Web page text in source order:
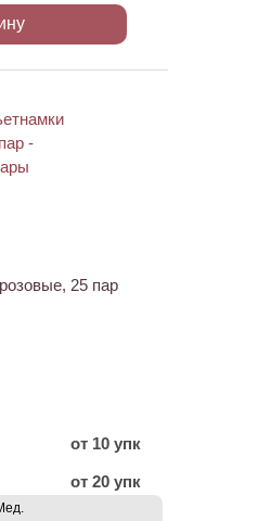
25 пар
от 10 упк
от 20 упк